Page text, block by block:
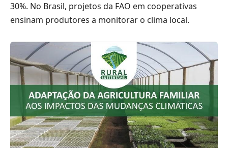
30%. No Brasil, projetos da FAO em cooperativas
ensinam produtores a monitorar o clima local.